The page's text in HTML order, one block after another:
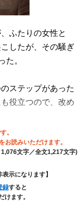
ふたりの女性と
したが、その騒ぎ
た。
ステップがあった
役立つので、改め
。
お読みいただけます。
文字／全文1,217文字)
示になります】
録すると
けます。